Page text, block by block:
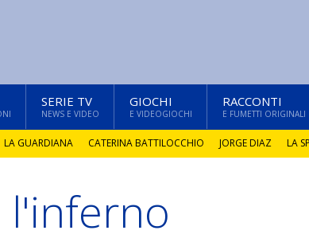
SERIE TV
NEWS E VIDEO
GIOCHI
E VIDEOGIOCHI
RACCONTI
E FUMETTI ORIGINALI
LA GUARDIANA CATERINA BATTILOCCHIO JORGE DIAZ LA
l'inferno